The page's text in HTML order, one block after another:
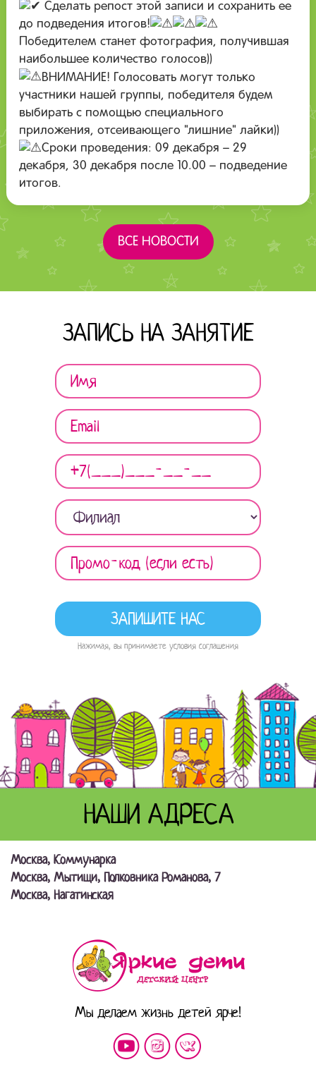
Сделать репост этой записи и сохранить ее
до подведения итогов!
Победителем станет фотография, получившая
наибольшее количество голосов))
ВНИМАНИЕ! Голосовать могут только
участники нашей группы, победителя будем
выбирать с помощью специального
приложения, отсеивающего "лишние" лайки))
Сроки проведения: 09 декабря – 29
декабря, 30 декабря после 10.00 – подведение
итогов.
ВСЕ НОВОСТИ
ЗАПИСЬ НА ЗАНЯТИЕ
Нажимая, вы принимаете условия соглашения
НАШИ АДРЕСА
Москва, Коммунарка
Москва, Мытищи, Полковника Романова, 7
Москва, Нагатинская
Мы делаем жизнь детей ярче!